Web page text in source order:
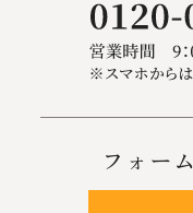
フォー